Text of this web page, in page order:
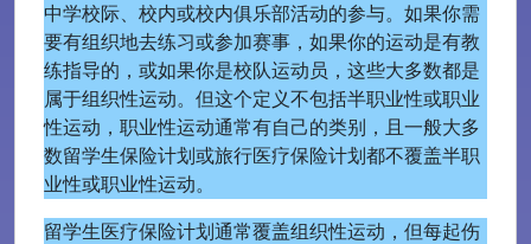
中学校际、校内或校内俱乐部活动的参与。如果你需
要有组织地去练习或参加赛事，如果你的运动是有教
练指导的，或如果你是校队运动员，这些大多数都是
属于组织性运动。但这个定义不包括半职业性或职业
性运动，职业性运动通常有自己的类别，且一般大多
数留学生保险计划或旅行医疗保险计划都不覆盖半职
业性或职业性运动。
留学生医疗保险计划通常覆盖组织性运动，但每起伤